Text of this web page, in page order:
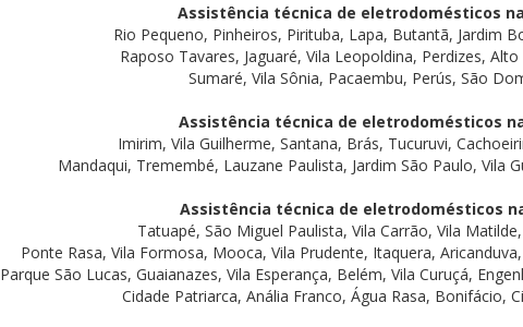
Assistência técnica de eletrodomésticos
Rio Pequeno, Pinheiros, Pirituba, Lapa, Butantã, Jardim
Raposo Tavares, Jaguaré, Vila Leopoldina, Perdizes,
Sumaré, Vila Sônia, Pacaembu, Perús, São
Assistência técnica de eletrodomésticos
Imirim, Vila Guilherme, Santana, Brás, Tucuruvi,
Mandaqui, Tremembé, Lauzane Paulista, Jardim São Paulo, Vila
Assistência técnica de eletrodomésticos
Tatuapé, São Miguel Paulista, Vila Carrão, Vila
Ponte Rasa, Vila Formosa, Mooca, Vila Prudente, Itaquera,
Parque São Lucas, Guaianazes, Vila Esperança, Belém, Vila Curuçá,
Cidade Patriarca, Anália Franco, Água Rasa, Bonifácio,